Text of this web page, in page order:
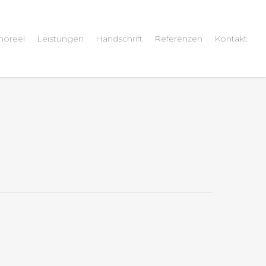
Leistungen Handschrift Referenzen Kontakt